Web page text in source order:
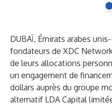
DUBAÏ, Émirats arabes
fondateurs de XDC
de leurs allocations
un engagement de
dollars auprès du groupe
alternatif LDA Capital